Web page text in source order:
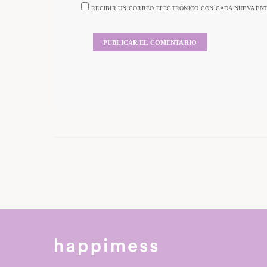
RECIBIR UN CORREO ELECTRÓNICO CON CADA NUEVA